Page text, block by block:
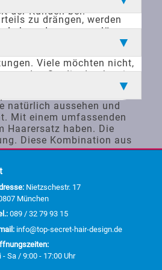
der Kunden bei.
zu drängen, werden
Lebensdauer zu verlängern.
das Studio von anderen
Viele möchten nicht,
das Studio durch seine
macht es für
natürlich aussehen und
Mit einem umfassenden
Haarersatz haben. Die
Diese Kombination aus
Nietzschestr. 17
München
089 / 32 79 93 15
info@top-secret-hair-design.de
- Sa / 9:00 - 17:00 Uhr